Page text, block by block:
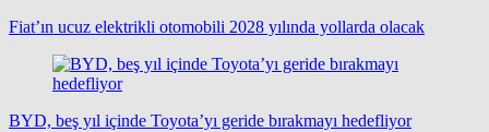
Fiat’ın ucuz elektrikli otomobili 2028 yılında yollarda olacak
BYD, beş yıl içinde Toyota’yı geride bırakmayı hedefliyor